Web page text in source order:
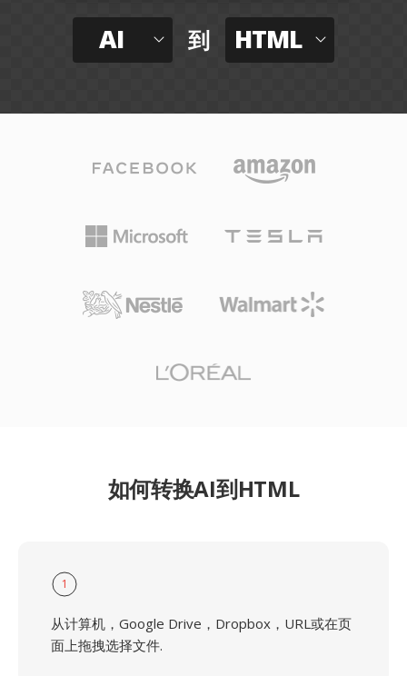
AI 到 HTML
如何转换AI到HTML
1
从计算机，Google Drive，Dropbox，URL或在页
面上拖拽选择文件.